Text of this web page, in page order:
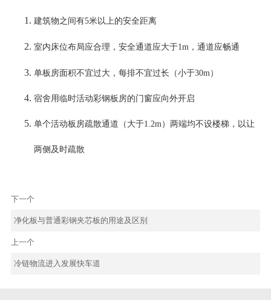
建筑物之间有5米以上的安全距离
室内床位布局应合理，安全通道应大于1m，通道应畅通
单板房面积不宜过大，每排不宜过长（小于30m）
宿舍用临时活动彩钢板房的门窗应向外开启
单个活动板房疏散通道（大于1.2m）两端均不设楼梯，以让
两侧及时疏散
下一个
净化板与普通彩钢夹芯板的用途及区别
上一个
冷链物流进入发展快车道